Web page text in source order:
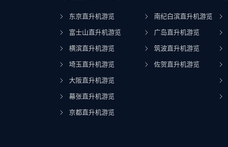
东京直升机游览
富士山直升机游览
横滨直升机游览
埼玉直升机游览
大阪直升机游览
幕张直升机游览
京都直升机游览
南纪白滨直升机游览
广岛直升机游览
筑波直升机游览
佐贺直升机游览